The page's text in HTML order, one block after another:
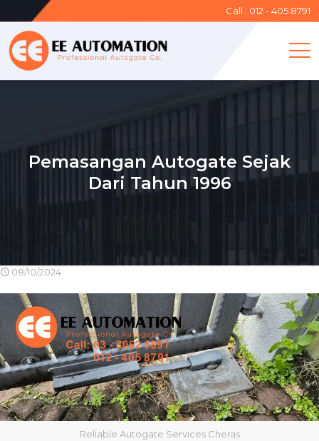
Call : 012 - 405 8791
Pemasangan Autogate Sejak
Dari Tahun 1996
08/10/2024
Reliable Autogate Services Cheras